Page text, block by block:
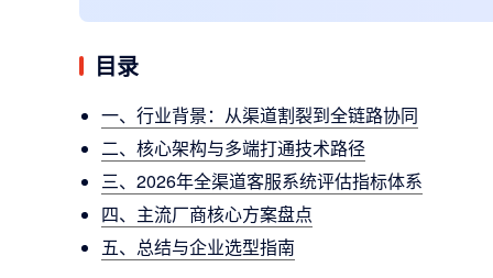
目录
一、行业背景：从渠道割裂到全链路协同
二、核心架构与多端打通技术路径
三、2026年全渠道客服系统评估指标体系
四、主流厂商核心方案盘点
五、总结与企业选型指南